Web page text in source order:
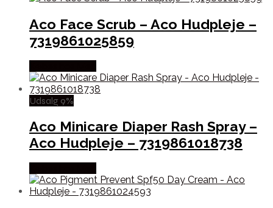
Aco Face Scrub – Aco Hudpleje –
7319861025859
Udsalg 9%
Aco Minicare Diaper Rash Spray –
Aco Hudpleje – 7319861018738